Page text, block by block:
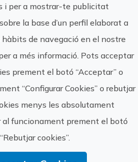
des de València
des de València per
Utiel-Requena.
memorable
guia gastronòmic (a
qui explicarà tot
del ...
i per a mostrar-te publicitat
la base d’un perfil elaborat a
de navegació en el nostre
a més informació. Pots acceptar
prement el botó “Acceptar” o
“Configurar Cookies” o rebutjar
menys les absolutament
al funcionament prement el botó
“Rebutjar cookies”.